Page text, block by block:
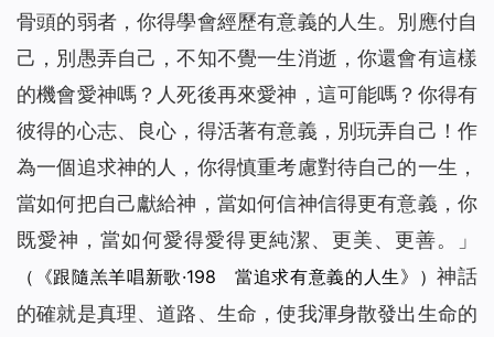
骨頭的弱者，你得學會經歷有意義的人生。別應付自
己，別愚弄自己，不知不覺一生消逝，你還會有這樣
的機會愛神嗎？人死後再來愛神，這可能嗎？你得有
彼得的心志、良心，得活著有意義，別玩弄自己！作
為一個追求神的人，你得慎重考慮對待自己的一生，
當如何把自己獻給神，當如何信神信得更有意義，你
既愛神，當如何愛得愛得更純潔、更美、更善。
」
（《跟隨羔羊唱新歌·198 當追求有意義的人生》）神話
的確就是真理、道路、生命，使我渾身散發出生命的